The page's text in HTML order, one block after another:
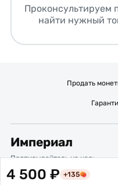
4 500 ₽ +135
Проконсультируем
найти нужный
Продать
Империал
Подписывайтесь на нас:
Вакансии